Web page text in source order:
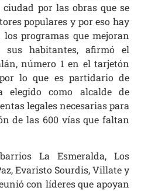
por las obras que se
populares y por eso hay
programas que mejoran
habitantes, afirmó el
número 1 en el tarjetón
lo que es partidario de
elegido como alcalde de
legales necesarias para
de las 600 vías que faltan
La Esmeralda, Los
Evaristo Sourdis, Villate y
con líderes que apoyan